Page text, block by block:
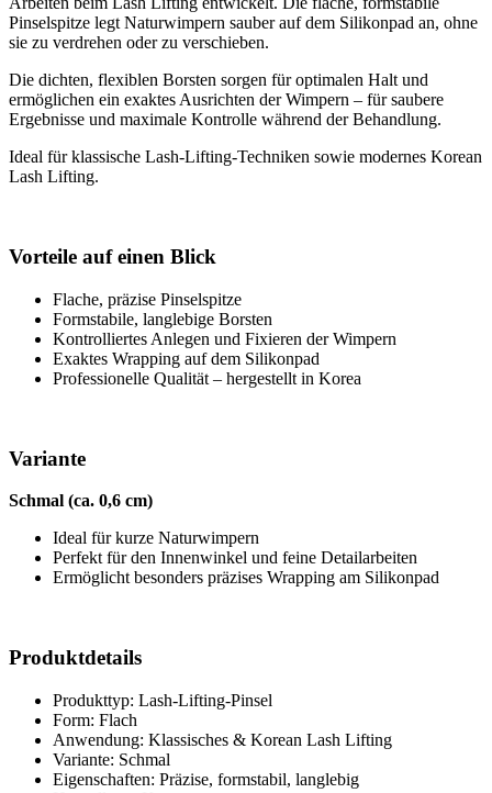
Pinselspitze legt Naturwimpern sauber auf dem Silikonpad an, ohne
sie zu verdrehen oder zu verschieben.
Die dichten, flexiblen Borsten sorgen für optimalen Halt und
ermöglichen ein exaktes Ausrichten der Wimpern – für saubere
Ergebnisse und maximale Kontrolle während der Behandlung.
Ideal für klassische Lash-Lifting-Techniken sowie modernes Korean
Lash Lifting.
Vorteile auf einen Blick
Flache, präzise Pinselspitze
Formstabile, langlebige Borsten
Kontrolliertes Anlegen und Fixieren der Wimpern
Exaktes Wrapping auf dem Silikonpad
Professionelle Qualität – hergestellt in Korea
Variante
Schmal (ca. 0,6 cm)
Ideal für kurze Naturwimpern
Perfekt für den Innenwinkel und feine Detailarbeiten
Ermöglicht besonders präzises Wrapping am Silikonpad
Produktdetails
Produkttyp: Lash-Lifting-Pinsel
Form: Flach
Anwendung: Klassisches & Korean Lash Lifting
Variante: Schmal
Eigenschaften: Präzise, formstabil, langlebig